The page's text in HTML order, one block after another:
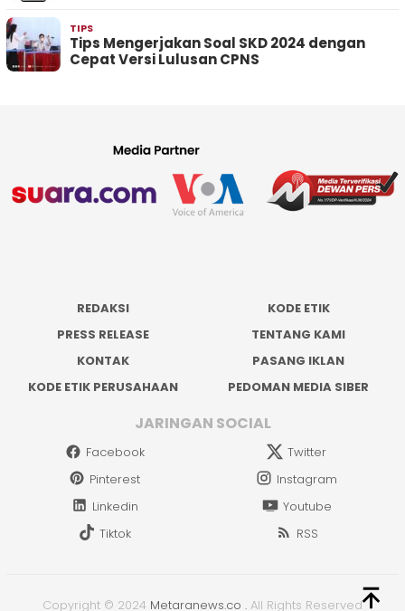
TIPS
Tips Mengerjakan Soal SKD 2024 dengan
Cepat Versi Lulusan CPNS
REDAKSI
KODE ETIK
PRESS RELEASE
TENTANG KAMI
KONTAK
PASANG IKLAN
KODE ETIK PERUSAHAAN
PEDOMAN MEDIA SIBER
JARINGAN SOCIAL
Facebook
Twitter
Pinterest
Instagram
Linkedin
Youtube
Tiktok
RSS
Copyright © 2024 Metaranews.co . All Rights Reserved